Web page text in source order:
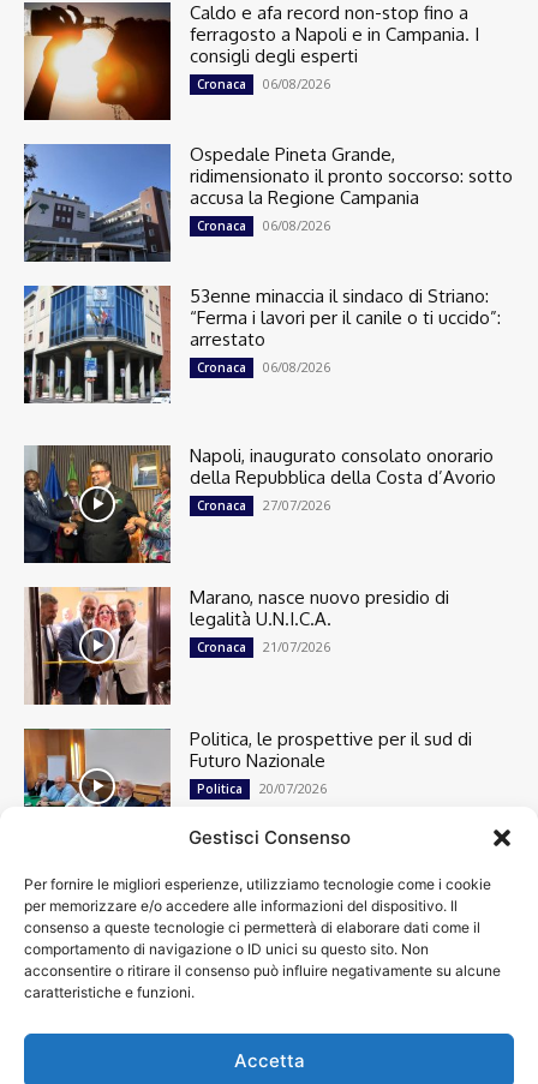
Gestisci Consenso
Per fornire le migliori esperienze, utilizziamo tecnologie come i cookie
per memorizzare e/o accedere alle informazioni del dispositivo. Il
consenso a queste tecnologie ci permetterà di elaborare dati come il
comportamento di navigazione o ID unici su questo sito. Non
acconsentire o ritirare il consenso può influire negativamente su alcune
caratteristiche e funzioni.
Accetta
Caldo e afa record non-stop fino a
ferragosto a Napoli e in Campania. I
consigli degli esperti
Cronaca 06/08/2026
Ospedale Pineta Grande,
ridimensionato il pronto soccorso: sotto
accusa la Regione Campania
Cronaca 06/08/2026
53enne minaccia il sindaco di Striano:
“Ferma i lavori per il canile o ti uccido”:
arrestato
Cronaca 06/08/2026
Napoli, inaugurato consolato onorario
della Repubblica della Costa d’Avorio
Cronaca 27/07/2026
Marano, nasce nuovo presidio di
legalità U.N.I.C.A.
Cronaca 21/07/2026
Politica, le prospettive per il sud di
Futuro Nazionale
Politica 20/07/2026
Cronaca
13491
Attualità
7299
top
News
4208
Cultura